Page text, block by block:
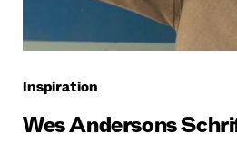
Inspiration
Wes Andersons